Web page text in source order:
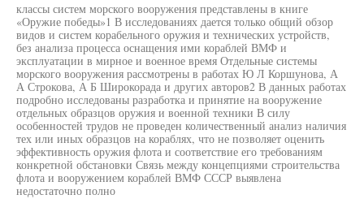
классы систем морского вооружения представлены в книге
«Оружие победы»1 В исследованиях дается только общий обзор
видов и систем корабельного оружия и технических устройств,
без анализа процесса оснащения ими кораблей ВМФ и
эксплуатации в мирное и военное время Отдельные системы
морского вооружения рассмотрены в работах Ю Л Коршунова, А
А Строкова, А Б Широкорада и других авторов2 В данных работах
подробно исследованы разработка и принятие на вооружение
отдельных образцов оружия и военной техники В силу
особенностей трудов не проведен количественный анализ наличия
тех или иных образцов на кораблях, что не позволяет оценить
эффективность оружия флота и соответствие его требованиям
конкретной обстановки Связь между концепциями строительства
флота и вооружением кораблей ВМФ СССР выявлена
недостаточно полно